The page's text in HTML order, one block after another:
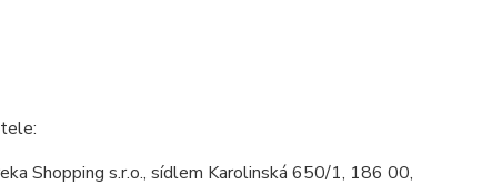
Shopping s.r.o., sídlem Karolinská 650/1, 186 00,